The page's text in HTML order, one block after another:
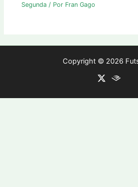
Segunda / Por Fran Gago
Copyright © 2026